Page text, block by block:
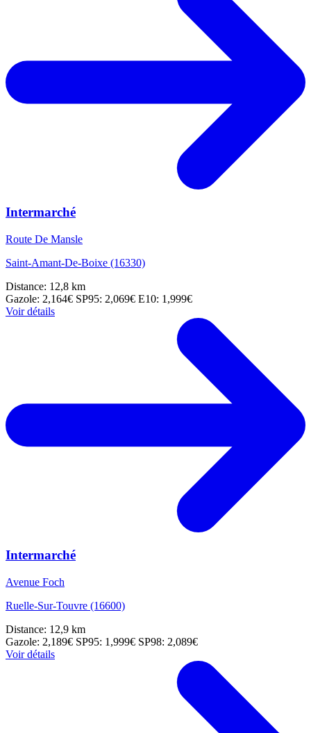
Intermarché
Route De Mansle
Saint-Amant-De-Boixe (16330)
Distance: 12,8 km
Gazole: 2,164€ SP95: 2,069€ E10: 1,999€
Voir détails
Intermarché
Avenue Foch
Ruelle-Sur-Touvre (16600)
Distance: 12,9 km
Gazole: 2,189€ SP95: 1,999€ SP98: 2,089€
Voir détails